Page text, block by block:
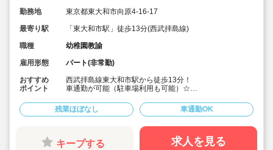
勤務地
東京都東大和市向原4-16-17
最寄り駅
「東大和市駅」徒歩13分(西武拝島線)
職種
幼稚園教諭
雇用形態
パート(非常勤)
おすすめ
ポイント
西武拝島線東大和市駅から徒歩13分！
車通勤が可能（駐車場利用も可能）☆
学校法人が運営する認定こども園での短時間勤務のお仕
事！
方、もしくは夕方13:30か16:30までの3時間以上の勤務
が可能な方をお待ちしています！
残業ほぼなし 車通勤OK
キープする 求人を見る